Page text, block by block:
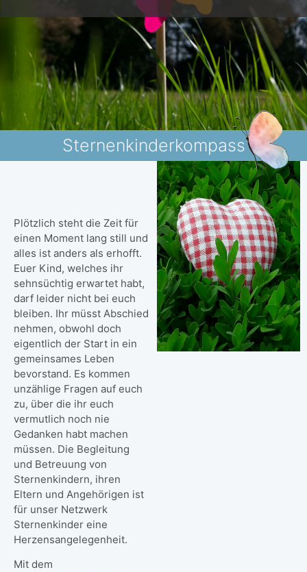
Sternenkinderkompass
Plötzlich steht die Zeit für
einen Moment lang still und
alles ist anders als erhofft.
Euer Kind, welches ihr
sehnsüchtig erwartet habt,
darf leider nicht bei euch
bleiben. Ihr müsst Abschied
nehmen, obwohl doch
eigentlich der Start in ein
gemeinsames Leben
bevorstand. Es kommen
unzählige Fragen auf euch
zu, über die ihr euch
vermutlich noch nie
Gedanken habt machen
müssen. Die Begleitung
und Betreuung von
Sternenkindern, ihren
Eltern und Angehörigen ist
für unser Netzwerk
Sternenkinder eine
Herzensangelegenheit.
Mit dem